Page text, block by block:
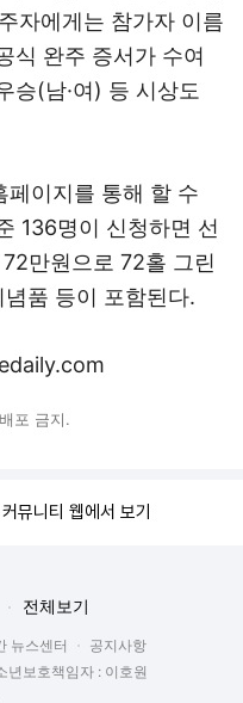
자에게는 참가자 이름
식 완주 증서가 수여
승(남·여) 등 시상도
페이지를 통해 할 수
136명이 신청하면 선
만원으로 72홀 그린
품 등이 포함된다.
포 금지.
뮤니티 웹에서 보기
전체보기
뉴스센터
공지사항
년보호책임자 : 이호원